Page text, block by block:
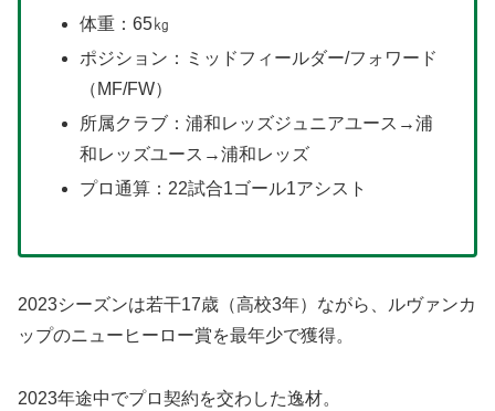
体重：65㎏
ポジション：ミッドフィールダー/フォワード
（MF/FW）
所属クラブ：浦和レッズジュニアユース→浦
和レッズユース→浦和レッズ
プロ通算：22試合1ゴール1アシスト
2023シーズンは若干17歳（高校3年）ながら、ルヴァンカ
ップのニューヒーロー賞を最年少で獲得。
2023年途中でプロ契約を交わした逸材。